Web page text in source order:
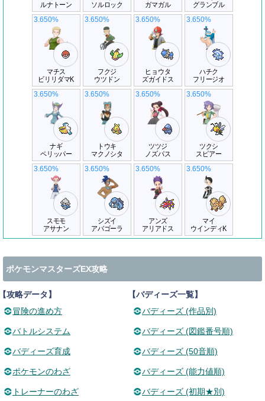
ルナトーン
ソルロック
ガマガル
グランブル
マチス
ビリリダマK
3.650%
フクジ
ウツドン
3.650%
ヒョウタ
ズガイドス
3.650%
ハチク
フリージオ
3.650%
ナギ
ペリッパー
3.650%
トウキ
マクノシタ
3.650%
ツツジ
ノズパス
3.650%
ツクシ
スピアー
3.650%
スモモ
アサナン
3.650%
シズイ
アバゴーラ
3.650%
アンズ
アリアドス
3.650%
マイ
ウインディK
3.650%
ポケモンマスターズEX攻略
攻略データ】
冒険の進め方
バトルシステム
バディーズ育成
ポケモンのわざ
トレーナーのわざ
【バディーズ一覧】
バディーズ (作品別)
バディーズ (図鑑番号順)
バディーズ (50音順)
バディーズ (能力値順)
バディーズ (初期★別)